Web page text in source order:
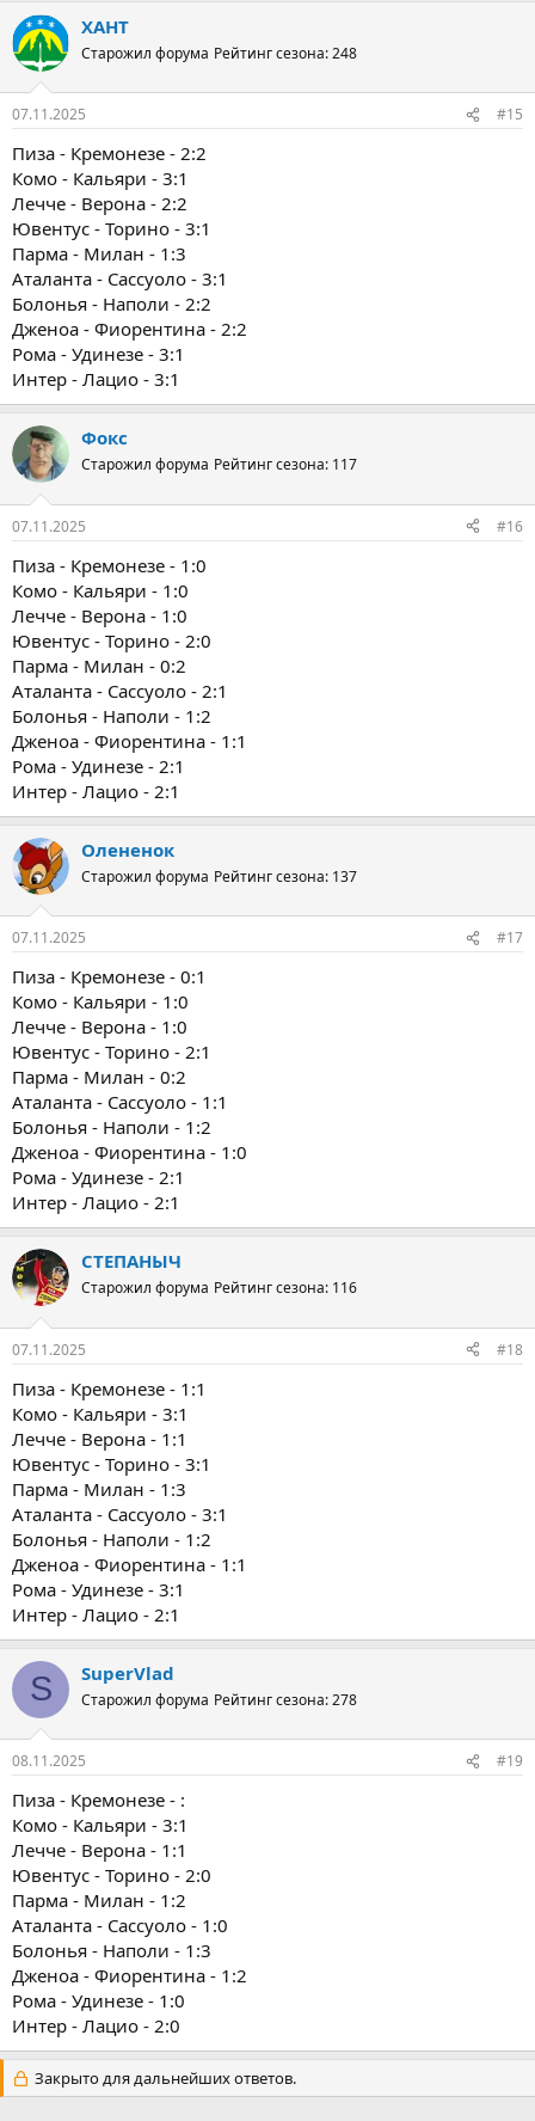
ХАНТ
Старожил форума Рейтинг сезона: 248
07.11.2025 #15
Пиза - Кремонезе - 2:2
Комо - Кальяри - 3:1
Лечче - Верона - 2:2
Ювентус - Торино - 3:1
Парма - Милан - 1:3
Аталанта - Сассуоло - 3:1
Болонья - Наполи - 2:2
Дженоа - Фиорентина - 2:2
Рома - Удинезе - 3:1
Интер - Лацио - 3:1
Фокс
Старожил форума Рейтинг сезона: 117
07.11.2025 #16
Пиза - Кремонезе - 1:0
Комо - Кальяри - 1:0
Лечче - Верона - 1:0
Ювентус - Торино - 2:0
Парма - Милан - 0:2
Аталанта - Сассуоло - 2:1
Болонья - Наполи - 1:2
Дженоа - Фиорентина - 1:1
Рома - Удинезе - 2:1
Интер - Лацио - 2:1
Олененок
Старожил форума Рейтинг сезона: 137
07.11.2025 #17
Пиза - Кремонезе - 0:1
Комо - Кальяри - 1:0
Лечче - Верона - 1:0
Ювентус - Торино - 2:1
Парма - Милан - 0:2
Аталанта - Сассуоло - 1:1
Болонья - Наполи - 1:2
Дженоа - Фиорентина - 1:0
Рома - Удинезе - 2:1
Интер - Лацио - 2:1
СТЕПАНЫЧ
Старожил форума Рейтинг сезона: 116
07.11.2025 #18
Пиза - Кремонезе - 1:1
Комо - Кальяри - 3:1
Лечче - Верона - 1:1
Ювентус - Торино - 3:1
Парма - Милан - 1:3
Аталанта - Сассуоло - 3:1
Болонья - Наполи - 1:2
Дженоа - Фиорентина - 1:1
Рома - Удинезе - 3:1
Интер - Лацио - 2:1
S SuperVlad
Старожил форума Рейтинг сезона: 278
08.11.2025 #19
Пиза - Кремонезе - :
Комо - Кальяри - 3:1
Лечче - Верона - 1:1
Ювентус - Торино - 2:0
Парма - Милан - 1:2
Аталанта - Сассуоло - 1:0
Болонья - Наполи - 1:3
Дженоа - Фиорентина - 1:2
Рома - Удинезе - 1:0
Интер - Лацио - 2:0
Закрыто для дальнейших ответов.